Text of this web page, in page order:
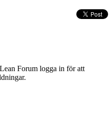
Forum logga in för att